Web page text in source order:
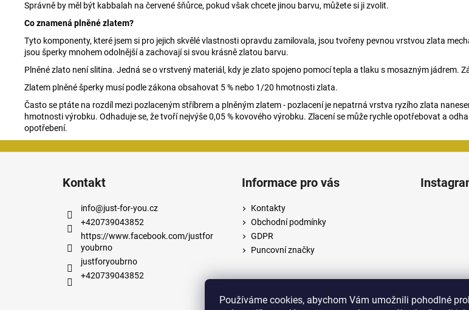
Používáme cookies, abychom Vám umožnili pohodlné
Správně by měl být kabbalah na červené šňůrce, pokud však chcete jinou barvu, můžete si ji zvolit.
Co znamená plněné zlatem?
Tyto komponenty, které jsem si pro jejich skvělé vlastnosti opravdu zamilovala, jsou tvořeny pevnou vrstvou zlata
jsou šperky mnohem odolnější a zachovají si svou krásně zlatou barvu.
Plněné zlato není slitina. Jedná se o vrstvený materiál, kdy je zlato spojeno pomocí tepla a tlaku s mosazným jádrem.
Zlatem plněné šperky musí podle zákona obsahovat 5 % nebo 1/20 hmotnosti zlata.
Často se ptáte na rozdíl mezi pozlaceným stříbrem a plněným zlatem - pozlacení je nepatrná vrstva ryzího zlata
hmotnosti výrobku. Odhaduje se, že tvoří nejvýše 0,05 % kovového výrobku. Zlacení se může rychle opotřebovat a
opotřebení.
Kontakt
info@just-for-you.cz
+420739043852
https://www.facebook.com/justfor
youbrno
justforyoubrno
+420739043852
Informace pro vás
Kontakty
Obchodní podmínky
GDPR
Puncovní značky